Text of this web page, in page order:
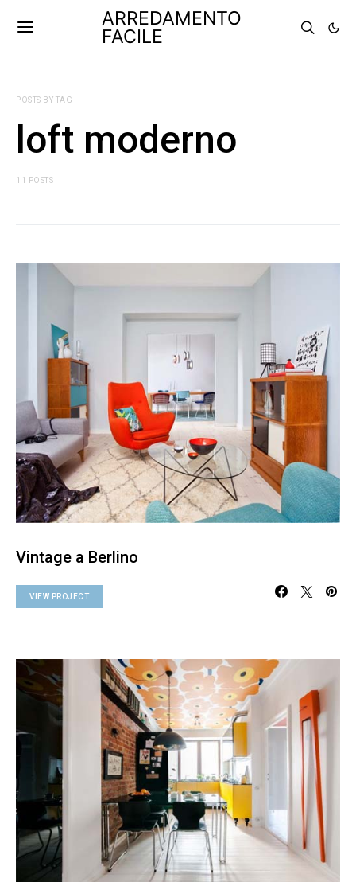
ARREDAMENTO
FACILE
POSTS BY TAG
loft moderno
11 POSTS
Vintage a Berlino
VIEW PROJECT